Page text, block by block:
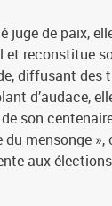
juge de paix,
et reconstitue
diffusant des
d’audace,
son
du mensonge »,
aux élections